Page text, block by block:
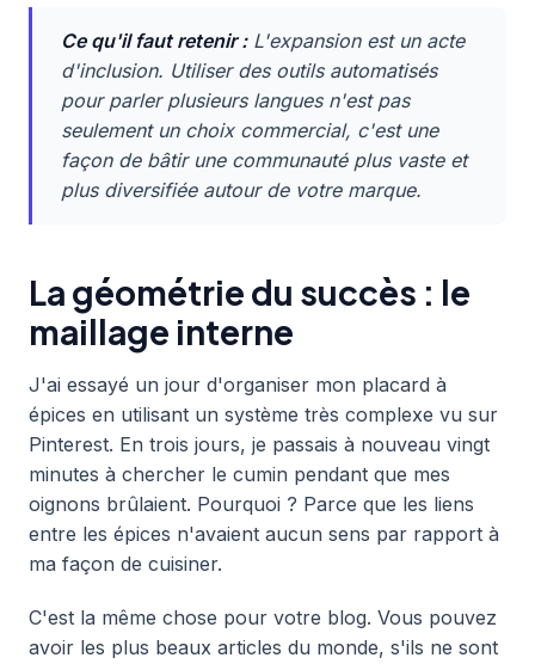
Ce qu'il faut retenir :L'expansion est un acte
d'inclusion. Utiliser des outils automatisés
pour parler plusieurs langues n'est pas
seulement un choix commercial, c'est une
façon de bâtir une communauté plus vaste et
plus diversifiée autour de votre marque.
La géométrie du succès : le
maillage interne
J'ai essayé un jour d'organiser mon placard à
épices en utilisant un système très complexe vu sur
Pinterest. En trois jours, je passais à nouveau vingt
minutes à chercher le cumin pendant que mes
oignons brûlaient. Pourquoi ? Parce que les liens
entre les épices n'avaient aucun sens par rapport à
ma façon de cuisiner.
C'est la même chose pour votre blog. Vous pouvez
avoir les plus beaux articles du monde, s'ils ne sont